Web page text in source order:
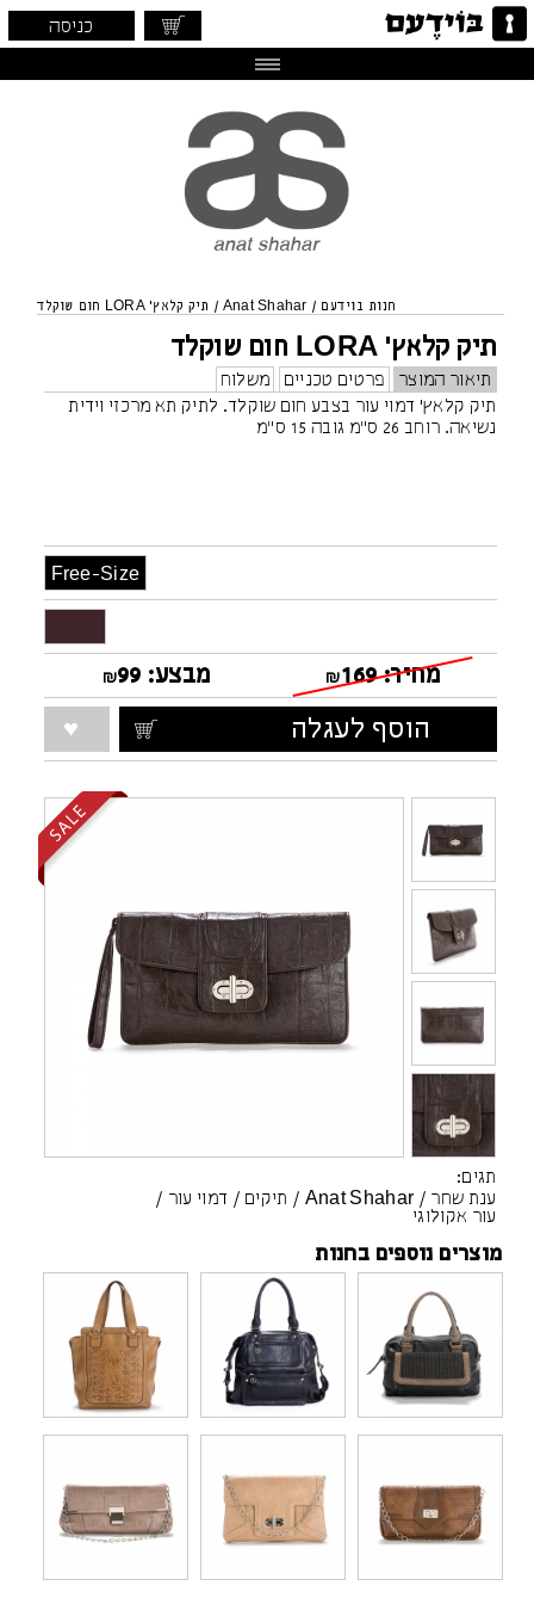
כניסה
חנות בוידעם /
Anat Shahar
/ תיק קלאץ׳ LORA חום שוקלד
תיק קלאץ׳ LORA חום שוקלד
תיאור המוצר פרטים טכניים
משלוח
תיק קלאץ׳ דמוי עור בצבע חום שוקלד. לתיק תא מרכזי וידית
נשיאה. רוחב 26 ס"מ גובה 15 ס"מ
Free-Size
מחיר: ₪169 מבצע: ₪99
הוסף לעגלה
תגים:
ענת שחר /
Anat Shahar
/ תיקים / דמוי עור /
עור אקולוגי
מוצרים נוספים בחנות